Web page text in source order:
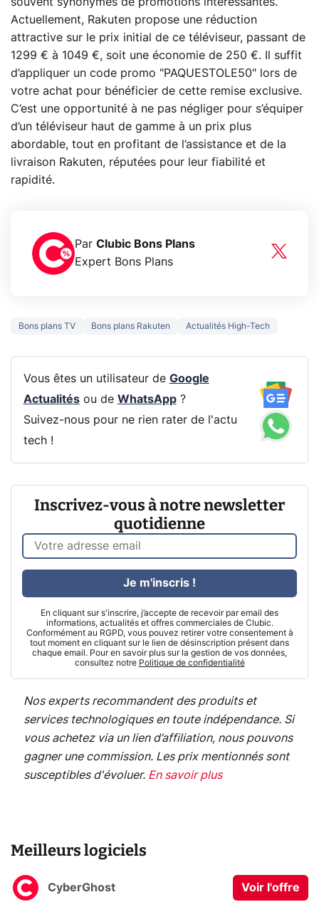
Actuellement, Rakuten propose une réduction
attractive sur le prix initial de ce téléviseur, passant de
1299 € à 1049 €, soit une économie de 250 €. Il suffit
d’appliquer un code promo "PAQUESTOLE50" lors de
votre achat pour bénéficier de cette remise exclusive.
C’est une opportunité à ne pas négliger pour s’équiper
d’un téléviseur haut de gamme à un prix plus
abordable, tout en profitant de l’assistance et de la
livraison Rakuten, réputées pour leur fiabilité et
rapidité.
Par Clubic Bons Plans
Expert Bons Plans
Bons plans TV Bons plans Rakuten Actualités High-Tech
Vous êtes un utilisateur de Google
Actualitésou de WhatsApp?
Suivez-nous pour ne rien rater de l'actu
tech !
Inscrivez-vous à notre newsletter
quotidienne
En cliquant sur s'inscrire, j’accepte de recevoir par email des
informations, actualités et offres commerciales de Clubic.
Conformément au RGPD, vous pouvez retirer votre consentement à
tout moment en cliquant sur le lien de désinscription présent dans
chaque email. Pour en savoir plus sur la gestion de vos données,
consultez notre Politique de confidentialité
Je m'inscris !
Nos experts recommandent des produits et
services technologiques en toute indépendance. Si
vous achetez via un lien d’affiliation, nous pouvons
gagner une commission. Les prix mentionnés sont
susceptibles d'évoluer. En savoir plus
Meilleurs logiciels
CyberGhost Voir l'offre